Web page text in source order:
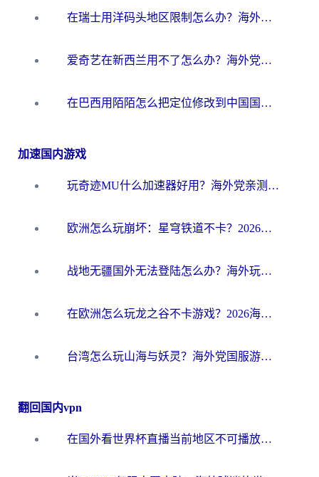
在瑞士用洋码头地区限制怎么办？海外华人必看的回国加速全攻略
爱奇艺在新西兰用不了怎么办？海外党亲测有效的回国加速方案
在巴西用陌陌怎么把定位修改到中国国内？海外党必看的回国加速全攻略
加速国内游戏
玩奇迹MU什么加速器好用？海外党亲测：这款加速器让你告别延迟卡顿！
欧洲怎么玩崩坏：星穹铁道不卡？2026海外玩家国服游戏加速器终极攻略
战地无疆国外无法登陆怎么办？海外玩家国服畅玩终极指南（附欧服魔兽EVE加速方案）
在欧洲怎么玩龙之谷不卡游戏？2026海外党国服游戏加速全攻略
台湾怎么玩山海与妖灵？海外党国服游戏加速全攻略，告别延迟卡顿
翻回国内vpn
在国外看世界杯直播当前地区不可播放？海外党必看的回国加速全攻略